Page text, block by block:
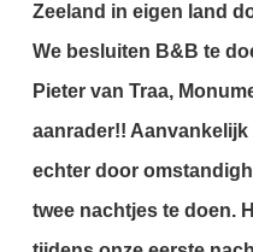
Zeeland in eigen land
We besluiten B&B te
Pieter van Traa,
aanrader!! Aanvankelijk
echter door
twee nachtjes te doen.